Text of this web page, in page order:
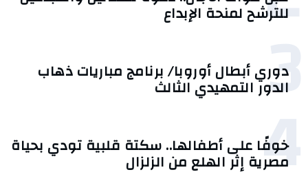
للترشح لمنحة الإبداع
3
دوري أبطال أوروبا/ برنامج مباريات ذهاب
الدور التمهيدي الثالث
4
خوفًا على أطفالها.. سكتة قلبية تودي بحياة
مصرية إثر الهلع من الزلزال